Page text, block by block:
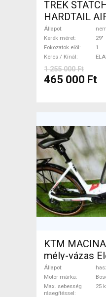
TREK
HARDTAIL
M/L Mountain
teleszkópos
ELADÓ
Állapot
Kerék méret
29"
Fokozatok elöl
1
Keres / Kínál
1 255 000 Ft
465 000 Ft
KTM
mély-vázas Elektromos
Trekking/
Bosch
Állapot
Motor márka
Max. sebesség
rásegítéssel
25